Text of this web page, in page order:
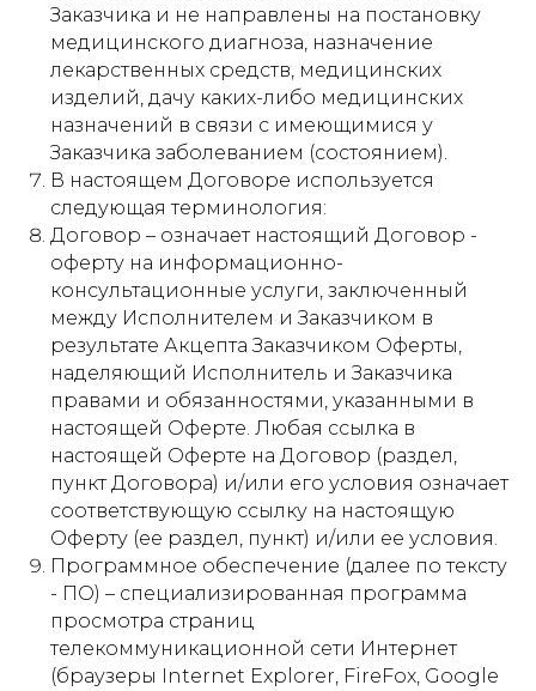
Заказчика и не направлены на постановку
медицинского диагноза, назначение
лекарственных средств, медицинских
изделий, дачу каких-либо медицинских
назначений в связи с имеющимися у
Заказчика заболеванием (состоянием).
В настоящем Договоре используется
следующая терминология:
Договор – означает настоящий Договор -
оферту на информационно-
консультационные услуги, заключенный
между Исполнителем и Заказчиком в
результате Акцепта Заказчиком Оферты,
наделяющий Исполнитель и Заказчика
правами и обязанностями, указанными в
настоящей Оферте. Любая ссылка в
настоящей Оферте на Договор (раздел,
пункт Договора) и/или его условия означает
соответствующую ссылку на настоящую
Оферту (ее раздел, пункт) и/или ее условия.
Программное обеспечение (далее по тексту
- ПО) – специализированная программа
просмотра страниц
телекоммуникационной сети Интернет
(браузеры Internet Explorer, FireFox, Google